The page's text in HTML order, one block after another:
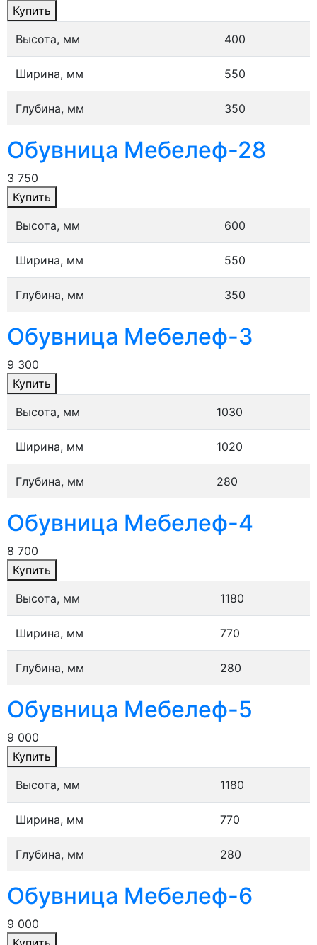
Купить
Высота, мм
400
Ширина, мм 550
Глубина, мм 350
Обувница Мебелеф-28
3 750
Купить
Высота, мм
600
Ширина, мм 550
Глубина, мм 350
Обувница Мебелеф-3
9 300
Купить
Высота, мм
1030
Ширина, мм 1020
Глубина, мм 280
Обувница Мебелеф-4
8 700
Купить
Высота, мм
1180
Ширина, мм 770
Глубина, мм 280
Обувница Мебелеф-5
9 000
Купить
Высота, мм
1180
Ширина, мм 770
Глубина, мм 280
Обувница Мебелеф-6
9 000